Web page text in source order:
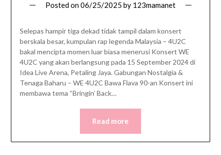
Posted on06/25/2025 by 123mamanet
Selepas hampir tiga dekad tidak tampil dalam konsert
berskala besar, kumpulan rap legenda Malaysia – 4U2C
bakal mencipta momen luar biasa menerusi Konsert WE
4U2C yang akan berlangsung pada 15 September 2024 di
Idea Live Arena, Petaling Jaya. Gabungan Nostalgia &
Tenaga Baharu – WE 4U2C Bawa Flava 90-an Konsert ini
membawa tema “Bringin’ Back…
Read more